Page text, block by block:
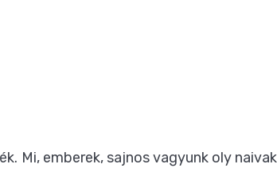
Mi, emberek, sajnos vagyunk oly